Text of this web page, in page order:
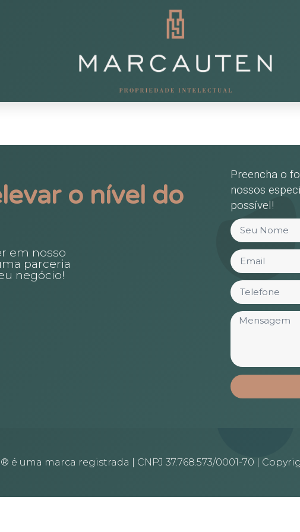
o nível do
em nosso
parceria
negócio!
Preencha o
nossos
possível!
é uma marca registrada | CNPJ 37.768.573/0001-70 |